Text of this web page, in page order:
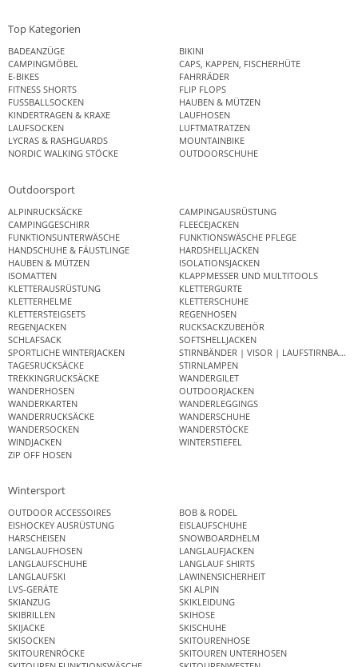
Top Kategorien
BADEANZÜGE
BIKINI
CAMPINGMÖBEL
CAPS, KAPPEN, FISCHERHÜTE
E-BIKES
FAHRRÄDER
FITNESS SHORTS
FLIP FLOPS
FUSSBALLSOCKEN
HAUBEN & MÜTZEN
KINDERTRAGEN & KRAXE
LAUFHOSEN
LAUFSOCKEN
LUFTMATRATZEN
LYCRAS & RASHGUARDS
MOUNTAINBIKE
NORDIC WALKING STÖCKE
OUTDOORSCHUHE
Outdoorsport
ALPINRUCKSÄCKE
CAMPINGAUSRÜSTUNG
CAMPINGGESCHIRR
FLEECEJACKEN
FUNKTIONSUNTERWÄSCHE
FUNKTIONSWÄSCHE PFLEGE
HANDSCHUHE & FÄUSTLINGE
HARDSHELLJACKEN
HAUBEN & MÜTZEN
ISOLATIONSJACKEN
ISOMATTEN
KLAPPMESSER UND MULTITOOLS
KLETTERAUSRÜSTUNG
KLETTERGURTE
KLETTERHELME
KLETTERSCHUHE
KLETTERSTEIGSETS
REGENHOSEN
REGENJACKEN
RUCKSACKZUBEHÖR
SCHLAFSACK
SOFTSHELLJACKEN
SPORTLICHE WINTERJACKEN
STIRNBÄNDER | VISOR | LAUFSTIRNBAND
TAGESRUCKSÄCKE
STIRNLAMPEN
TREKKINGRUCKSÄCKE
WANDERGILET
WANDERHOSEN
OUTDOORJACKEN
WANDERKARTEN
WANDERLEGGINGS
WANDERRUCKSÄCKE
WANDERSCHUHE
WANDERSOCKEN
WANDERSTÖCKE
WINDJACKEN
WINTERSTIEFEL
ZIP OFF HOSEN
Wintersport
OUTDOOR ACCESSOIRES
BOB & RODEL
EISHOCKEY AUSRÜSTUNG
EISLAUFSCHUHE
HARSCHEISEN
SNOWBOARDHELM
LANGLAUFHOSEN
LANGLAUFJACKEN
LANGLAUFSCHUHE
LANGLAUF SHIRTS
LANGLAUFSKI
LAWINENSICHERHEIT
LVS-GERÄTE
SKI ALPIN
SKIANZUG
SKIKLEIDUNG
SKIBRILLEN
SKIHOSE
SKIJACKE
SKISCHUHE
SKISOCKEN
SKITOURENHOSE
SKITOURENRÖCKE
SKITOUREN UNTERHOSEN